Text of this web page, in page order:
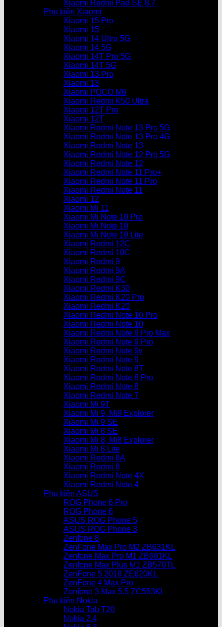
Xiaomi Redmi Pad SE 8.7
Phụ kiện Xiaomi
Xiaomi 15 Pro
Xiaomi 15
Xiaomi 14 Ultra 5G
Xiaomi 14 5G
Xiaomi 14T Pro 5G
Xiaomi 14T 5G
Xiaomi 13 Pro
Xiaomi 13
Xiaomi POCO M6
Xiaomi Redmi K50 Ultra
Xiaomi 12T Pro
Xiaomi 12T
Xiaomi Redmi Note 13 Pro 5G
Xiaomi Redmi Note 13 Pro 4G
Xiaomi Redmi Note 13
Xiaomi Redmi Note 12 Pro 5G
Xiaomi Redmi Note 12
Xiaomi Redmi Note 11 Pro+
Xiaomi Redmi Note 11 Pro
Xiaomi Redmi Note 11
Xiaomi 12
Xiaomi Mi 11
Xiaomi Mi Note 10 Pro
Xiaomi Mi Note 10
Xiaomi Mi Note 10 Lite
Xiaomi Redmi 12C
Xiaomi Redmi 10C
Xiaomi Redmi 9
Xiaomi Redmi 9A
Xiaomi Redmi 9C
Xiaomi Redmi K30
Xiaomi Redmi K20 Pro
Xiaomi Redmi K20
Xiaomi Redmi Note 10 Pro
Xiaomi Redmi Note 10
Xiaomi Redmi Note 9 Pro Max
Xiaomi Redmi Note 9 Pro
Xiaomi Redmi Note 9s
Xiaomi Redmi Note 9
Xiaomi Redmi Note 8T
Xiaomi Redmi Note 8 Pro
Xiaomi Redmi Note 8
Xiaomi Redmi Note 7
Xiaomi Mi 9T
Xiaomi Mi 9, Mi9 Explorer
Xiaomi Mi 9 SE
Xiaomi Mi 8 SE
Xiaomi Mi 8, Mi8 Explorer
Xiaomi Mi 8 Lite
Xiaomi Redmi 8A
Xiaomi Redmi 8
Xiaomi Redmi Note 4X
Xiaomi Redmi Note 4
Phụ kiện ASUS
ROG Phone 6 Pro
ROG Phone 6
ASUS ROG Phone 5
ASUS ROG Phone 3
Zenfone 8
ZenFone Max Pro M2 ZB631KL
Zenfone Max Pro M1 ZB601KL
Zenfone Max Plus M1 ZB570TL
ZenFone 5 2018 ZE620KL
ZenFone 4 Max Pro
Zenfone 3 Max 5.5 ZC553KL
Phụ kiện Nokia
Nokia Tab T20
Nokia 2.4